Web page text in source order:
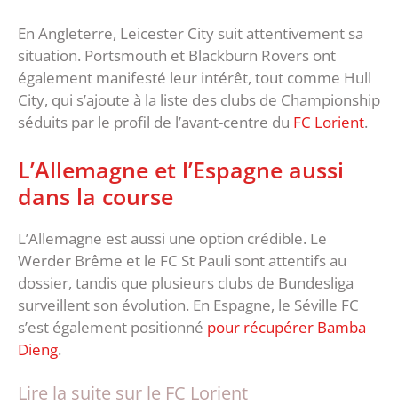
En Angleterre, Leicester City suit attentivement sa
situation. Portsmouth et Blackburn Rovers ont
également manifesté leur intérêt, tout comme Hull
City, qui s’ajoute à la liste des clubs de Championship
séduits par le profil de l’avant-centre du FC Lorient.
L’Allemagne et l’Espagne aussi
dans la course
L’Allemagne est aussi une option crédible. Le
Werder Brême et le FC St Pauli sont attentifs au
dossier, tandis que plusieurs clubs de Bundesliga
surveillent son évolution. En Espagne, le Séville FC
s’est également positionné pour récupérer Bamba
Dieng.
Lire la suite sur le FC Lorient